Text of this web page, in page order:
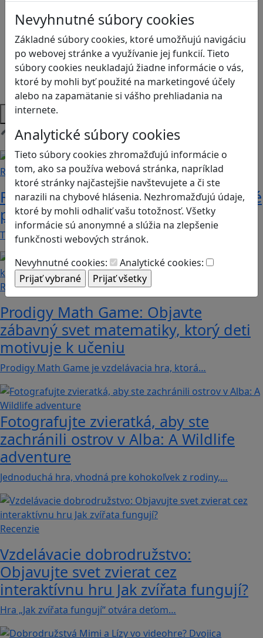
Nevyhnutné súbory cookies
Základné súbory cookies, ktoré umožňujú navigáciu
po webovej stránke a využívanie jej funkcií. Tieto
súbory cookies neukladajú žiadne informácie o vás,
ktoré by mohli byť použité na marketingové účely
alebo na zapamätanie si vášho prehliadania na
internete.
Analytické súbory cookies
Tieto súbory cookies zhromažďujú informácie o
tom, ako sa používa webová stránka, napríklad
ktoré stránky najčastejšie navštevujete a či ste
narazili na chybové hlásenia. Nezhromažďujú údaje,
ktoré by mohli odhaliť vašu totožnosť. Všetky
informácie sú anonymné a slúžia na zlepšenie
funkčnosti webových stránok.
Nevyhnutné cookies:
Analytické cookies:
Logické myslenie
Ľudské práva a tolerancia
Motorika a koncentrácia
Programovanie/Technika
Sociálne zručnosti a kooperácia
Strategické myslenie
Zdravie a pohyb
Platformy
Načítam blogy
Recenzie
Rébusy sú hlavolamy do vrecka, ktoré
potrápia aj logiku
Tieto kartičky poskytnú skvelú zábavu pre celú…
Recenzie
Prodigy Math Game: Objavte
zábavný svet matematiky, ktorý deti
motivuje k učeniu
Prodigy Math Game je vzdelávacia hra, ktorá…
Fotografujte zvieratká, aby ste
zachránili ostrov v Alba: A Wildlife
adventure
Jednoduchá hra, vhodná pre kohokoľvek z rodiny,…
Recenzie
Vzdelávacie dobrodružstvo:
Objavujte svet zvierat cez
interaktívnu hru Jak zvířata fungují?
Hra „Jak zvířata fungují“ otvára deťom…